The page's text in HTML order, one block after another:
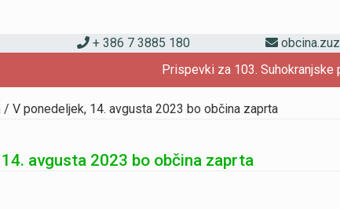
+ 386 7 3885 180
Prispevki za 103.
/ V ponedeljek, 14. avgusta 2023 bo občina zaprta
avgusta 2023 bo občina zaprta